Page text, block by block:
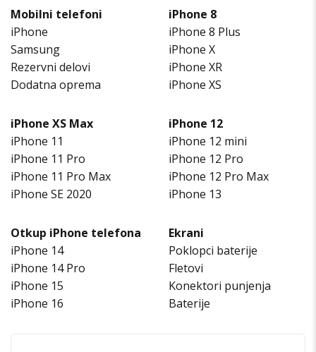
Mobilni telefoni
iPhone
Samsung
Rezervni delovi
Dodatna oprema
iPhone 8
iPhone 8 Plus
iPhone X
iPhone XR
iPhone XS
iPhone XS Max
iPhone 11
iPhone 11 Pro
iPhone 11 Pro Max
iPhone SE 2020
iPhone 12
iPhone 12 mini
iPhone 12 Pro
iPhone 12 Pro Max
iPhone 13
Otkup iPhone telefona
iPhone 14
iPhone 14 Pro
iPhone 15
iPhone 16
Ekrani
Poklopci baterije
Fletovi
Konektori punjenja
Baterije